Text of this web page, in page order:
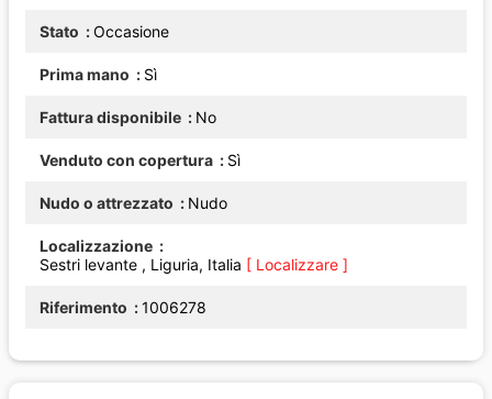
Stato Occasione
Prima mano Sì
Fattura disponibile No
Venduto con copertura Sì
Nudo o attrezzato Nudo
Localizzazione
Sestri levante , Liguria, Italia [ Localizzare ]
Riferimento 1006278